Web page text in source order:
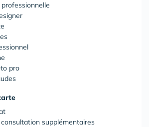
pro
supplémentaires